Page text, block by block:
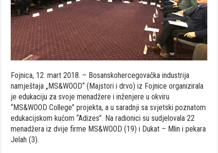
Fojnica, 12. mart 2018. – Bosanskohercegovačka industrija
namještaja „MS&WOOD“ (Majstori i drvo) iz Fojnice organizirala
je edukaciju za svoje menadžere i inženjere u okviru
“MS&WOOD College” projekta, a u saradnji sa svjetski poznatom
edukacijskom kućom “Adizes”. Na radionici su sudjelovala 22
menadžera iz dvije firme MS&WOOD (19) i Dukat – Mlin i pekara
Jelah (3).